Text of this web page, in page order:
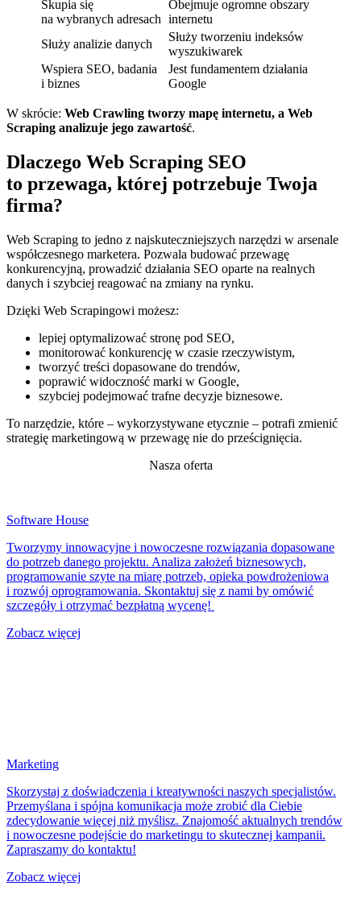
Skupia się
na wybranych adresach
Obejmuje ogromne obszary
internetu
Służy analizie danych
Służy tworzeniu indeksów
wyszukiwarek
Wspiera SEO, badania
i biznes
Jest fundamentem działania
Google
W skrócie: Web Crawling tworzy mapę internetu, a Web
Scraping analizuje jego zawartość.
Dlaczego Web Scraping SEO
to przewaga, której potrzebuje Twoja
firma?
Web Scraping to jedno z najskuteczniejszych narzędzi w arsenale
współczesnego marketera. Pozwala budować przewagę
konkurencyjną, prowadzić działania SEO oparte na realnych
danych i szybciej reagować na zmiany na rynku.
Dzięki Web Scrapingowi możesz:
lepiej optymalizować stronę pod SEO,
monitorować konkurencję w czasie rzeczywistym,
tworzyć treści dopasowane do trendów,
poprawić widoczność marki w Google,
szybciej podejmować trafne decyzje biznesowe.
To narzędzie, które – wykorzystywane etycznie – potrafi zmienić
strategię marketingową w przewagę nie do prześcignięcia.
Nasza oferta
Software House
Tworzymy innowacyjne i nowoczesne rozwiązania dopasowane
do potrzeb danego projektu. Analiza założeń biznesowych,
programowanie szyte na miarę potrzeb, opieka powdrożeniowa
i rozwój oprogramowania. Skontaktuj się z nami by omówić
szczegóły i otrzymać bezpłatną wycenę!
Zobacz więcej
Marketing
Skorzystaj z doświadczenia i kreatywności naszych specjalistów.
Przemyślana i spójna komunikacja może zrobić dla Ciebie
zdecydowanie więcej niż myślisz. Znajomość aktualnych trendów
i nowoczesne podejście do marketingu to skutecznej kampanii.
Zapraszamy do kontaktu!
Zobacz więcej